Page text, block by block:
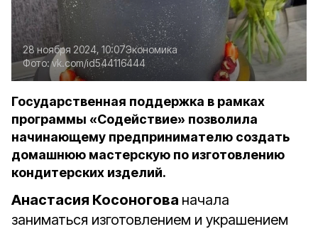
28 ноября 2024, 10:07Экономика
Фото:vk.com/id544116444
Государственная поддержка в рамках
программы «Содействие» позволила
начинающему предпринимателю создать
домашнюю мастерскую по изготовлению
кондитерских изделий.
Анастасия Косоногова начала
заниматься изготовлением и украшением